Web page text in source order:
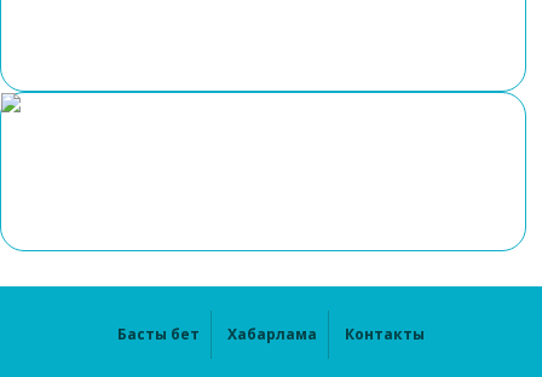
Басты бет Хабарлама Контакты